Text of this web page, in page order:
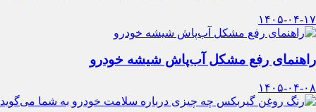
۱۴۰۵-۰۴-۱۷
راهنمای رفع مشکل آب‌پاش شیشه خودرو
۱۴۰۵-۰۴-۰۸